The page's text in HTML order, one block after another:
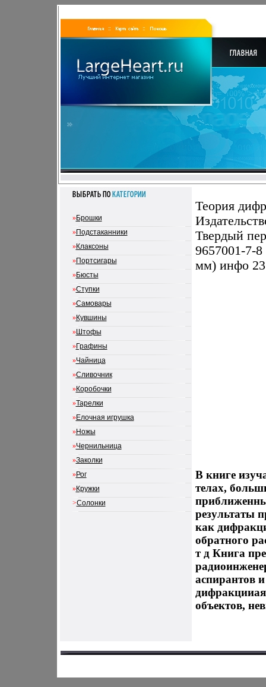
»Брошки
»Подстаканники
»Клаксоны
»Портсигары
»Бюсты
»Ступки
»Самовары
»Кувшины
»Штофы
»Графины
»Чайница
»Сливочник
»Коробочки
»Тарелки
»Елочная игрушка
»Ножы
»Чернильница
»Заколки
»Рог
»Кружки
>Солонки
Теория
Твердый
9657001-7-
мм) инфо
В книге
телах,
результаты
как
обратного
т д Книга
аспирантов
объектов,